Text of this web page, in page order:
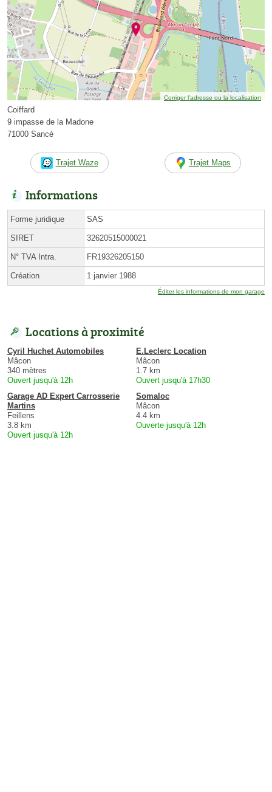
Corriger l’adresse ou la localisation
Coiffard
9 impasse de la Madone
71000 Sancé
Trajet Waze Trajet Maps
Informations
Forme juridique SAS
SIRET 32620515000021
N° TVA Intra. FR19326205150
Création 1 janvier 1988
Éditer les informations de mon garage
Locations à proximité
Cyril Huchet Automobiles
Mâcon
340 mètres
Ouvert jusqu'à 12h
E.Leclerc Location
Mâcon
1.7 km
Ouvert jusqu'à 17h30
Garage AD Expert Carrosserie
Martins
Feillens
3.8 km
Ouvert jusqu'à 12h
Somaloc
Mâcon
4.4 km
Ouverte jusqu'à 12h